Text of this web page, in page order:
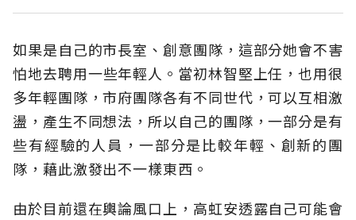
如果是自己的市長室、創意團隊，這部分她會不害
怕地去聘用一些年輕人。 當初林智堅上任，也用很
多年輕團隊，市府團隊各有不同世代，可以互相激
盪，產生不同想法，所以自己的團隊，一部分是有
些有經驗的人員，一部分是比較年輕、創新的團
隊，藉此激發出不一樣東西。
由於目前還在輿論風口 上，高虹安透露自己可能會